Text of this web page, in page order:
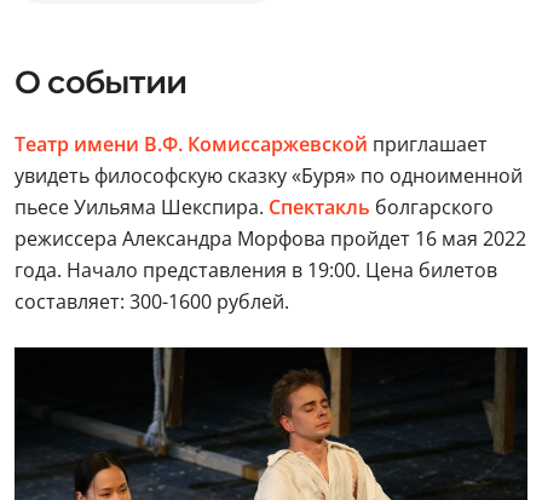
О событии
Театр имени В.Ф. Комиссаржевской приглашает
увидеть философскую сказку «Буря» по одноименной
пьесе Уильяма Шекспира. Спектакль болгарского
режиссера Александра Морфова пройдет 16 мая 2022
года. Начало представления в 19:00. Цена билетов
составляет: 300-1600 рублей.